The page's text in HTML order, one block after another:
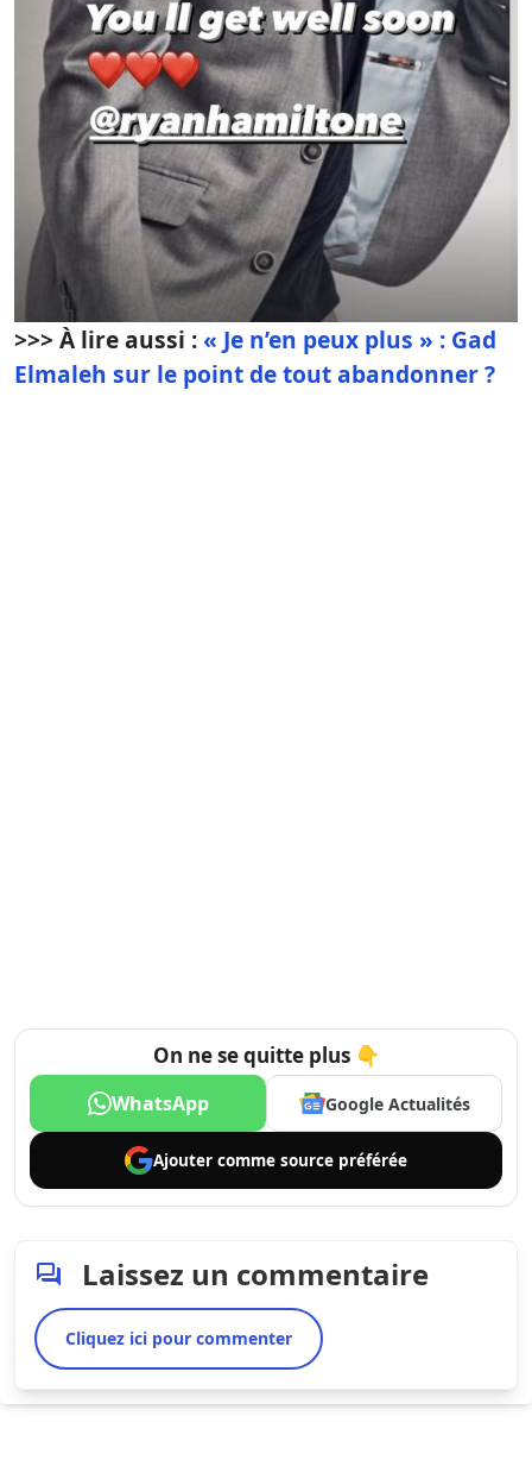
>>> À lire aussi :« Je n’en peux plus » : Gad
Elmaleh sur le point de tout abandonner ?
On ne se quitte plus 👇
WhatsApp Google Actualités
Ajouter comme source préférée
Laissez un commentaire
Cliquez ici pour commenter